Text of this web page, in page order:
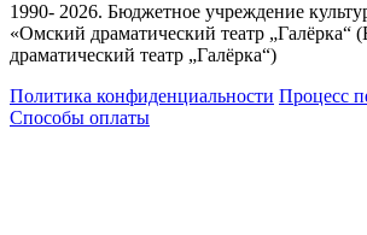
1990- 2026. Бюджетное учреждение
«Омский драматический театр
драматический театр „Галёрка“)
Политика конфиденциальности Процесс
Способы оплаты